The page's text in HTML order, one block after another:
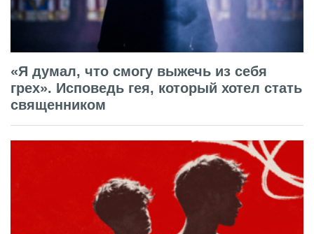
«Я думал, что смогу выжечь из себя
грех». Исповедь гея, который хотел стать
священником